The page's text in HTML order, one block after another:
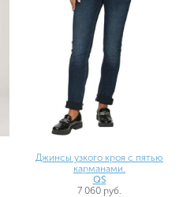
Джинсы узкого кроя с пятью
карманами.
QS
7 060 руб.